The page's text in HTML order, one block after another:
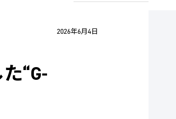
2026年6月4日
“G-